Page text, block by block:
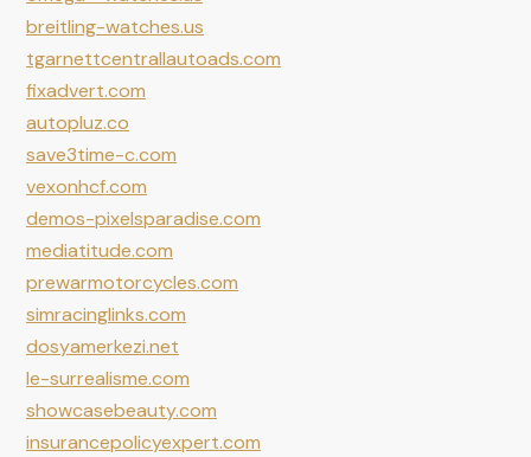
breitling-watches.us
tgarnettcentrallautoads.com
fixadvert.com
autopluz.co
save3time-c.com
vexonhcf.com
demos-pixelsparadise.com
mediatitude.com
prewarmotorcycles.com
simracinglinks.com
dosyamerkezi.net
le-surrealisme.com
showcasebeauty.com
insurancepolicyexpert.com